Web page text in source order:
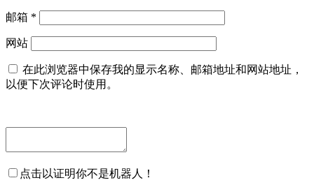
邮箱 *
网站
在此浏览器中保存我的显示名称、邮箱地址和网站地址，
以便下次评论时使用。
点击以证明你不是机器人！